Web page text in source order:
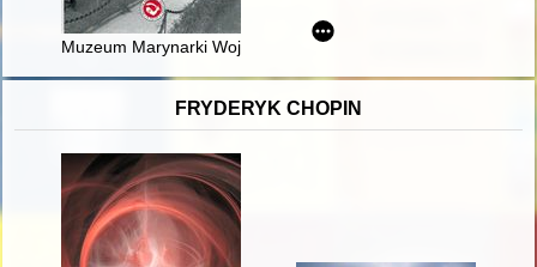
Muzeum Marynarki Wojennej w Twierdzy Wisłoujście = The
FRYDERYK CHOPIN